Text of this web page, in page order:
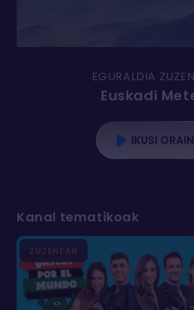
EGURALDIA
Euskadi
IKUSI ORAIN
Kanal tematikoak
ZUZENEAN